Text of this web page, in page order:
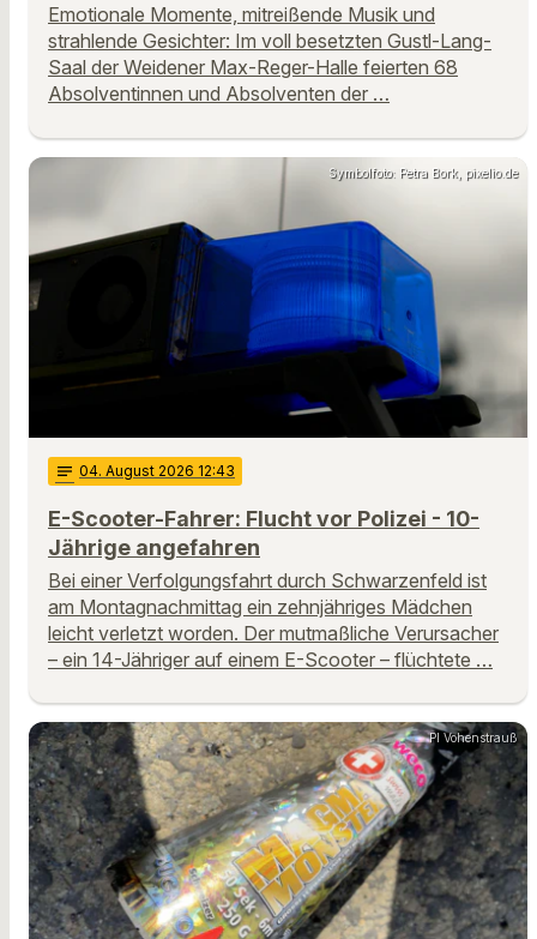
Emotionale Momente, mitreißende Musik und
strahlende Gesichter: Im voll besetzten Gustl-Lang-
Saal der Weidener Max-Reger-Halle feierten 68
Absolventinnen und Absolventen der …
Symbolfoto: Petra Bork, pixelio.de
notes 04. August 2026 12:43
E-Scooter-Fahrer: Flucht vor Polizei - 10-
Jährige angefahren
Bei einer Verfolgungsfahrt durch Schwarzenfeld ist
am Montagnachmittag ein zehnjähriges Mädchen
leicht verletzt worden. Der mutmaßliche Verursacher
– ein 14-Jähriger auf einem E-Scooter – flüchtete …
PI Vohenstrauß